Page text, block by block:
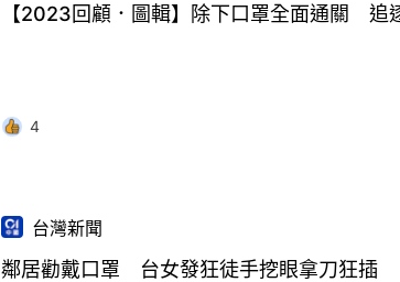
【2023回顧．圖輯】除下口罩全面通關 追
4
台灣新聞
鄰居勸戴口罩 台女發狂徒手挖眼拿刀狂插